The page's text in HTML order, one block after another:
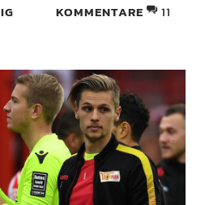
KOMMENTARE 11